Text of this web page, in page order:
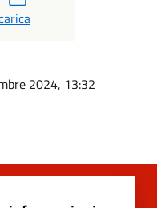
2024, 13:32